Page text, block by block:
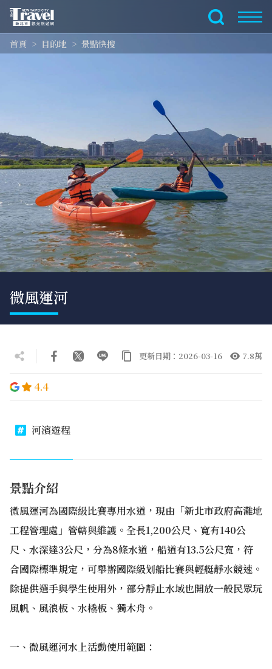
主
要
全文檢索
首頁 目的地 景點快搜
微風運河
更新日期：2026-03-16 7.8萬
4.4
河濱遊程
景點介紹
微風運河為國際級比賽專用水道，現由「新北市政府高灘地
工程管理處」管轄與維護。全長1,200公尺、寬有140公
尺、水深達3公尺，分為8條水道，船道有13.5公尺寬，符
合國際標準規定，可舉辦國際級划船比賽與輕艇靜水競速。
除提供選手與學生使用外，部分靜止水域也開放一般民眾玩
風帆、風浪板、水橇板、獨木舟。
一、微風運河水上活動使用範圍：